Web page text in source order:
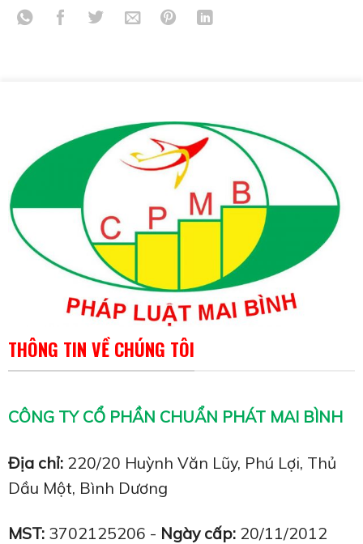
THÔNG TIN VỀ CHÚNG TÔI
CÔNG TY CỔ PHẦN CHUẨN PHÁT MAI BÌNH
Địa chỉ: 220/20 Huỳnh Văn Lũy, Phú Lợi, Thủ
Dầu Một, Bình Dương
MST: 3702125206 - Ngày cấp: 20/11/2012